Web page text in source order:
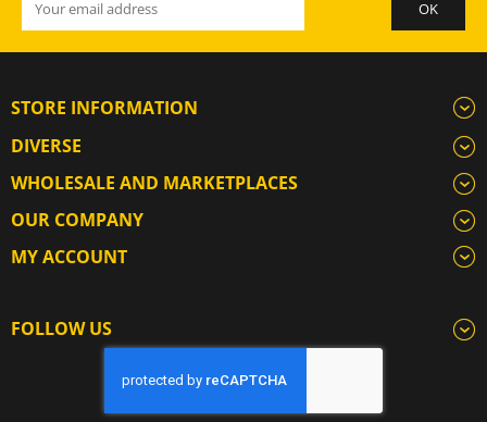
STORE INFORMATION
DIVERSE
WHOLESALE AND MARKETPLACES
OUR COMPANY
MY ACCOUNT
FOLLOW US